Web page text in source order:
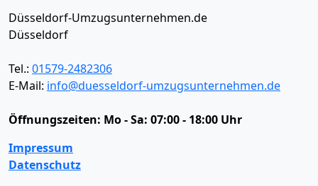
Düsseldorf-Umzugsunternehmen.de
Düsseldorf
Tel.: 01579-2482306
E-Mail: info@duesseldorf-umzugsunternehmen.de
Öffnungszeiten: Mo - Sa: 07:00 - 18:00 Uhr
Impressum
Datenschutz